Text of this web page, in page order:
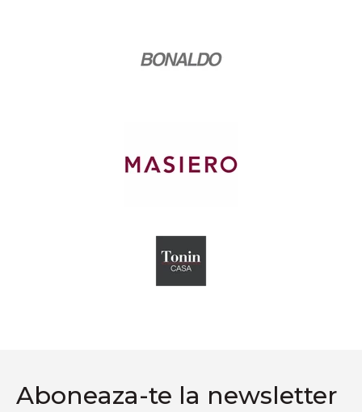
Aboneaza-te la newsletter